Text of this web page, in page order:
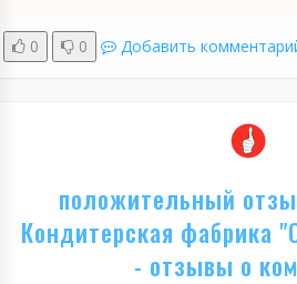
0 0 Добавить
положительный
Кондитерская фабрика
- отзывы о